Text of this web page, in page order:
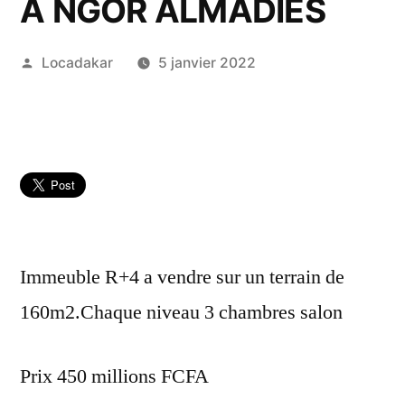
A NGOR ALMADIES
Publié
Locadakar 5 janvier 2022
Immeuble R+4 a vendre sur un terrain de
160m2.Chaque niveau 3 chambres salon
Prix 450 millions FCFA